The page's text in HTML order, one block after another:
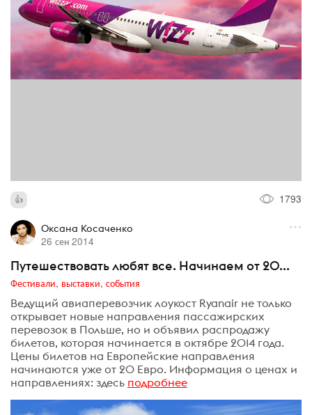
1793
Оксана Косаченко
26 сен 2014
Путешествовать любят все. Начинаем от 20...
Фестивали, выставки, события
Ведущий авиаперевозчик лоукост Ryanair не только
открывает новые направления пассажирских
перевозок в Польше, но и объявил распродажу
билетов, которая начинается в октябре 2014 года.
Цены билетов на Европейские направления
начинаются уже от 20 Евро. Информация о ценах и
направлениях: здесь подробнее